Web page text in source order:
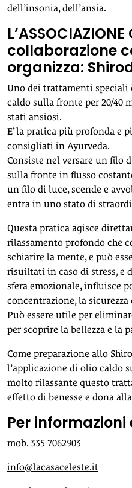
dell’insonia, dell’ansia.
L’ASSOCIAZIONE
collaborazione
organizza:
Uno dei trattamenti speciali
caldo sulla fronte per 20/40
stati ansiosi.
E’ la pratica più profonda e
consigliati in Ayurveda.
Consiste nel versare un filo
sulla fronte in flusso
un filo di luce, scende e
entra in uno stato di
Questa pratica agisce
rilassamento profondo che
schiarire la mente, e può
risuiltati in caso di stress, e
sfera emozionale, influisce
concentrazione, la sicurezza
Può essere utile per
per scoprire la bellezza e la
Come preparazione allo
l’applicazione di olio caldo
molto rilassante questo
effetto di benesse e dona
Per
mob. 335 7062903
info@lacasaceleste.it